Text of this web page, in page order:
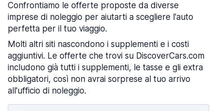
Confrontiamo le offerte proposte da diverse
imprese di noleggio per aiutarti a scegliere l'auto
perfetta per il tuo viaggio.
Molti altri siti nascondono i supplementi e i costi
aggiuntivi. Le offerte che trovi su DiscoverCars.com
includono già tutti i supplementi, le tasse e gli extra
obbligatori, così non avrai sorprese al tuo arrivo
all'ufficio di noleggio.